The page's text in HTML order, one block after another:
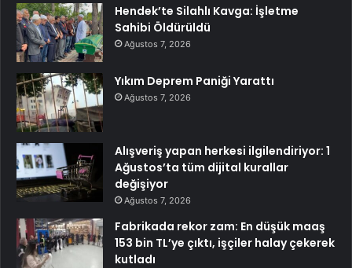
Hendek’te Silahlı Kavga: İşletme
Sahibi Öldürüldü
Ağustos 7, 2026
Yıkım Deprem Paniği Yarattı
Ağustos 7, 2026
Alışveriş yapan herkesi ilgilendiriyor: 1
Ağustos’ta tüm dijital kurallar
değişiyor
Ağustos 7, 2026
Fabrikada rekor zam: En düşük maaş
153 bin TL’ye çıktı, işçiler halay çekerek
kutladı